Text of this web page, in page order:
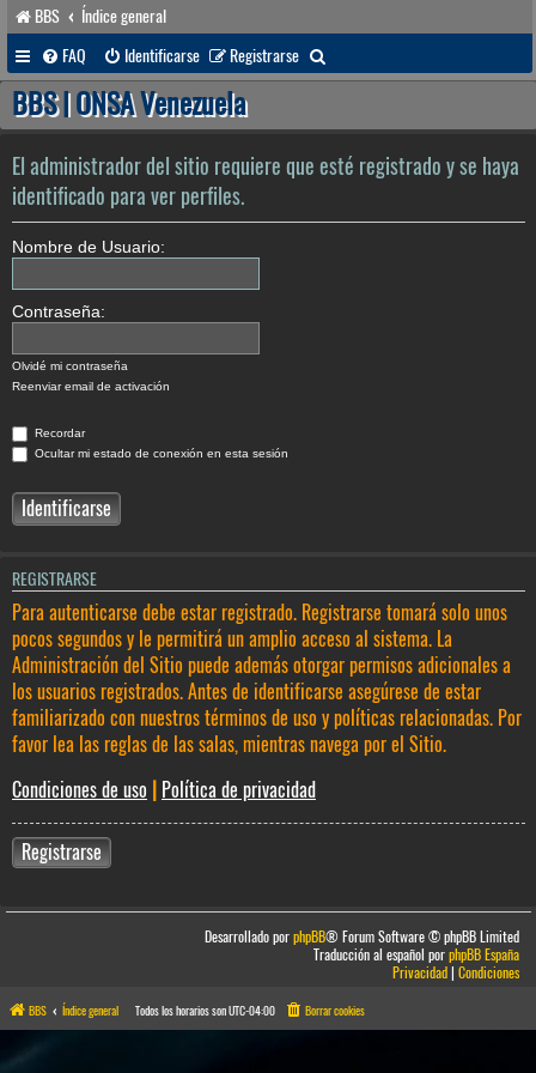
BBS
Índice general
FAQ
Identificarse Registrarse
u
r
BBS | ONSA Venezuela
El administrador del sitio requiere que esté registrado y se haya
identificado para ver perfiles.
Nombre de Usuario:
Contraseña:
Olvidé mi contraseña
Reenviar email de activación
Recordar
Ocultar mi estado de conexión en esta sesión
REGISTRARSE
Para autenticarse debe estar registrado. Registrarse tomará solo unos
pocos segundos y le permitirá un amplio acceso al sistema. La
Administración del Sitio puede además otorgar permisos adicionales a
los usuarios registrados. Antes de identificarse asegúrese de estar
familiarizado con nuestros términos de uso y políticas relacionadas. Por
favor lea las reglas de las salas, mientras navega por el Sitio.
Condiciones de uso
Política de privacidad
Registrarse
Desarrollado porphpBB® Forum Software © phpBB Limited
Traducción al español porphpBB España
Privacidad|Condiciones
BBS Índice general Todos los horarios sonUTC-04:00 Borrar cookies